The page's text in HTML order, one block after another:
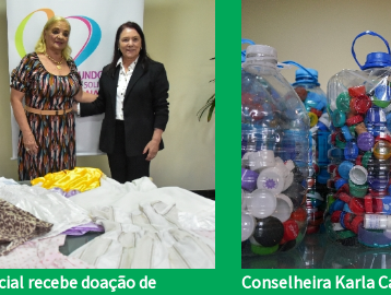
recebe doação de
Conselheira Karla